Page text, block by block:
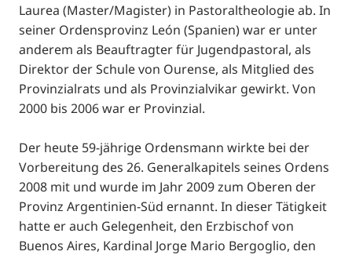
Laurea (Master/Magister) in Pastoraltheologie ab. In
seiner Ordensprovinz León (Spanien) war er unter
anderem als Beauftragter für Jugendpastoral, als
Direktor der Schule von Ourense, als Mitglied des
Provinzialrats und als Provinzialvikar gewirkt. Von
2000 bis 2006 war er Provinzial.
Der heute 59-jährige Ordensmann wirkte bei der
Vorbereitung des 26. Generalkapitels seines Ordens
2008 mit und wurde im Jahr 2009 zum Oberen der
Provinz Argentinien-Süd ernannt. In dieser Tätigkeit
hatte er auch Gelegenheit, den Erzbischof von
Buenos Aires, Kardinal Jorge Mario Bergoglio, den